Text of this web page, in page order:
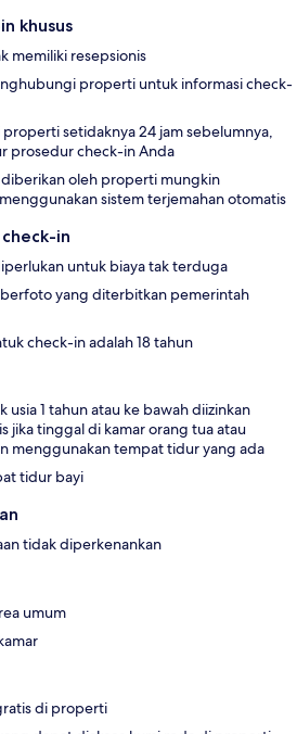
khusus
memiliki resepsionis
properti untuk informasi check-
setidaknya 24 jam sebelumnya,
prosedur check-in Anda
oleh properti mungkin
sistem terjemahan otomatis
in
untuk biaya tak terduga
yang diterbitkan pemerintah
check-in adalah 18 tahun
usia 1 tahun atau ke bawah diizinkan
jika tinggal di kamar orang tua atau
menggunakan tempat tidur yang ada
tidur bayi
tidak diperkenankan
umum
di properti